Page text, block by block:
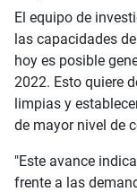
El equipo de
las capacidades
hoy es posible
2022. Esto quiere
limpias y
de mayor nivel de
"Este avance
frente a las